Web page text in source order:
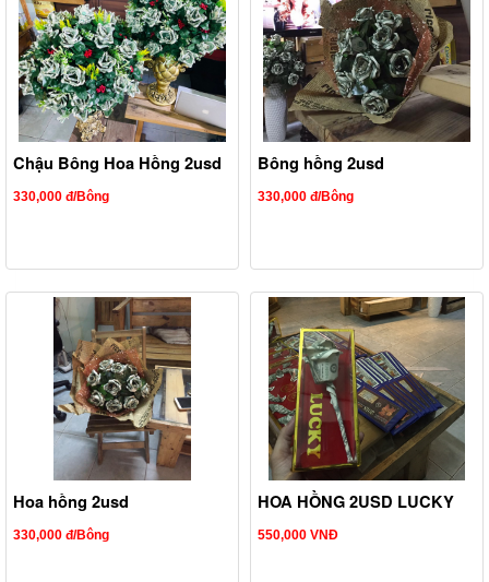
Chậu Bông Hoa Hồng 2usd
330,000 đ/Bông
Bông hồng 2usd
330,000 đ/Bông
Hoa hồng 2usd
330,000 đ/Bông
HOA HỒNG 2USD LUCKY
550,000 VNĐ